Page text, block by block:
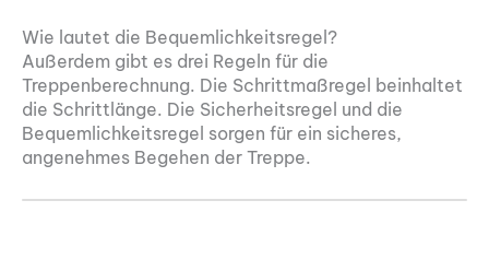
Wie lautet die Bequemlichkeitsregel?
Außerdem gibt es drei Regeln für die
Treppenberechnung. Die Schrittmaßregel beinhaltet
die Schrittlänge. Die Sicherheitsregel und die
Bequemlichkeitsregel sorgen für ein sicheres,
angenehmes Begehen der Treppe.